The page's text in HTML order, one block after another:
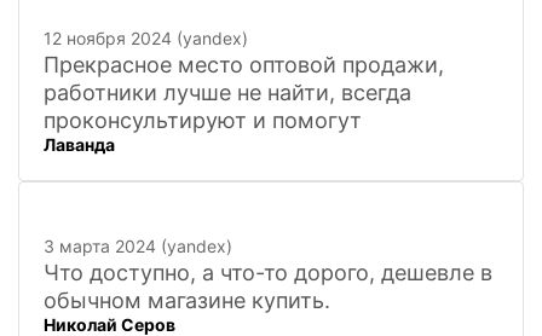
12 ноября 2024 (yandex)
Прекрасное место оптовой продажи,
работники лучше не найти, всегда
проконсультируют и помогут
Лаванда
3 марта 2024 (yandex)
Что доступно, а что-то дорого, дешевле в
обычном магазине купить.
Николай Серов